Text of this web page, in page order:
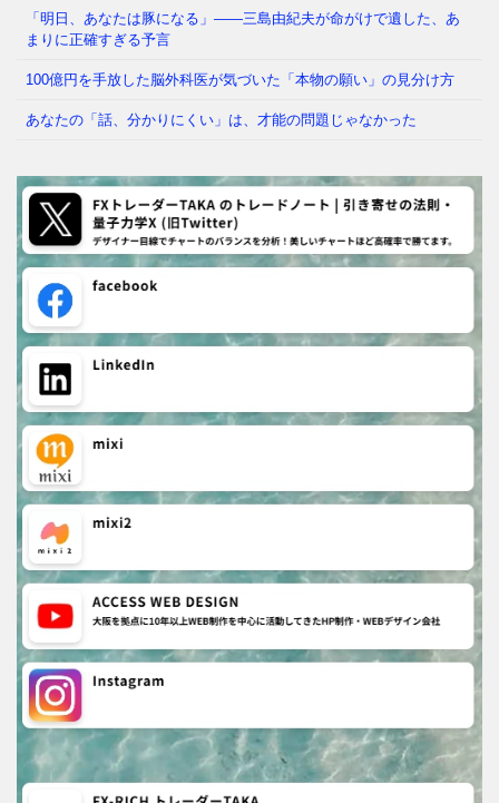
「明日、あなたは豚になる」——三島由紀夫が命がけで遺した、あ
まりに正確すぎる予言
100億円を手放した脳外科医が気づいた「本物の願い」の見分け方
あなたの「話、分かりにくい」は、才能の問題じゃなかった